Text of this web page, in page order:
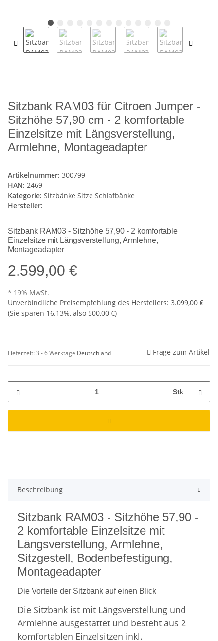
Sitzbank RAM03 für Citroen Jumper -
Sitzhöhe 57,90 cm - 2 komfortable
Einzelsitze mit Längsverstellung,
Armlehne, Montageadapter
Artikelnummer: 300799
HAN: 2469
Kategorie: Sitzbänke Sitze Schlafbänke
Hersteller:
Sitzbank RAM03 - Sitzhöhe 57,90 - 2 komfortable
Einzelsitze mit Längsverstellung, Armlehne,
Montageadapter
2.599,00 €
* 19% MwSt.
Unverbindliche Preisempfehlung des Herstellers: 3.099,00 €
(Sie sparen 16.13%, also 500,00 €)
Lieferzeit:3 - 6 Werktage Deutschland Frage zum Artikel
Stk
Beschreibung
Sitzbank RAM03 - Sitzhöhe 57,90 -
2 komfortable Einzelsitze mit
Längsverstellung, Armlehne,
Sitzgestell, Bodenbefestigung,
Montageadapter
Die Vorteile der Sitzbank auf einen Blick
Die Sitzbank ist mit Längsverstellung und
Armlehne ausgestattet und besteht aus 2
komfortablen Einzelsitzen inkl.